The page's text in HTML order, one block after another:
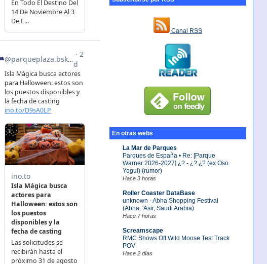
Canal RSS
En otras webs
La Mar de Parques
Parques de España • Re: [Parque
Warner 2026-2027] ¿? - ¿? ¿? (ex Oso
Yogui) (rumor)
Hace 3 horas
Roller Coaster DataBase
unknown - Abha Shopping Festival
(Abha, 'Asir, Saudi Arabia)
Hace 7 horas
Screamscape
RMC Shows Off Wild Moose Test Track
POV
Hace 2 días